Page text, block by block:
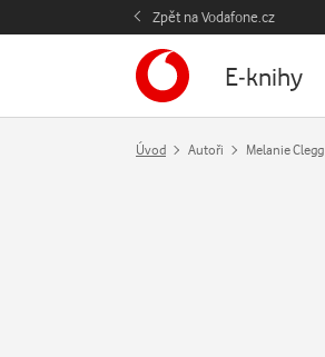
Zpět na Vodafone.cz
E-knihy
Úvod Autoři Melanie Clegg